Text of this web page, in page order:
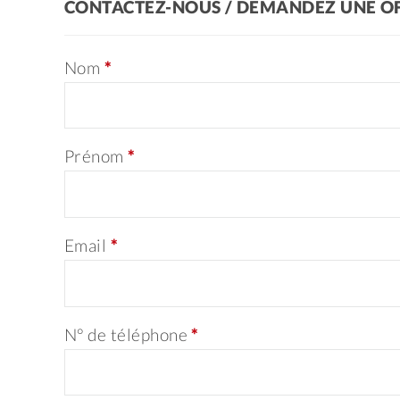
CONTACTEZ-NOUS / DEMANDEZ UNE
Nom *
Prénom*
Email *
N° de téléphone*